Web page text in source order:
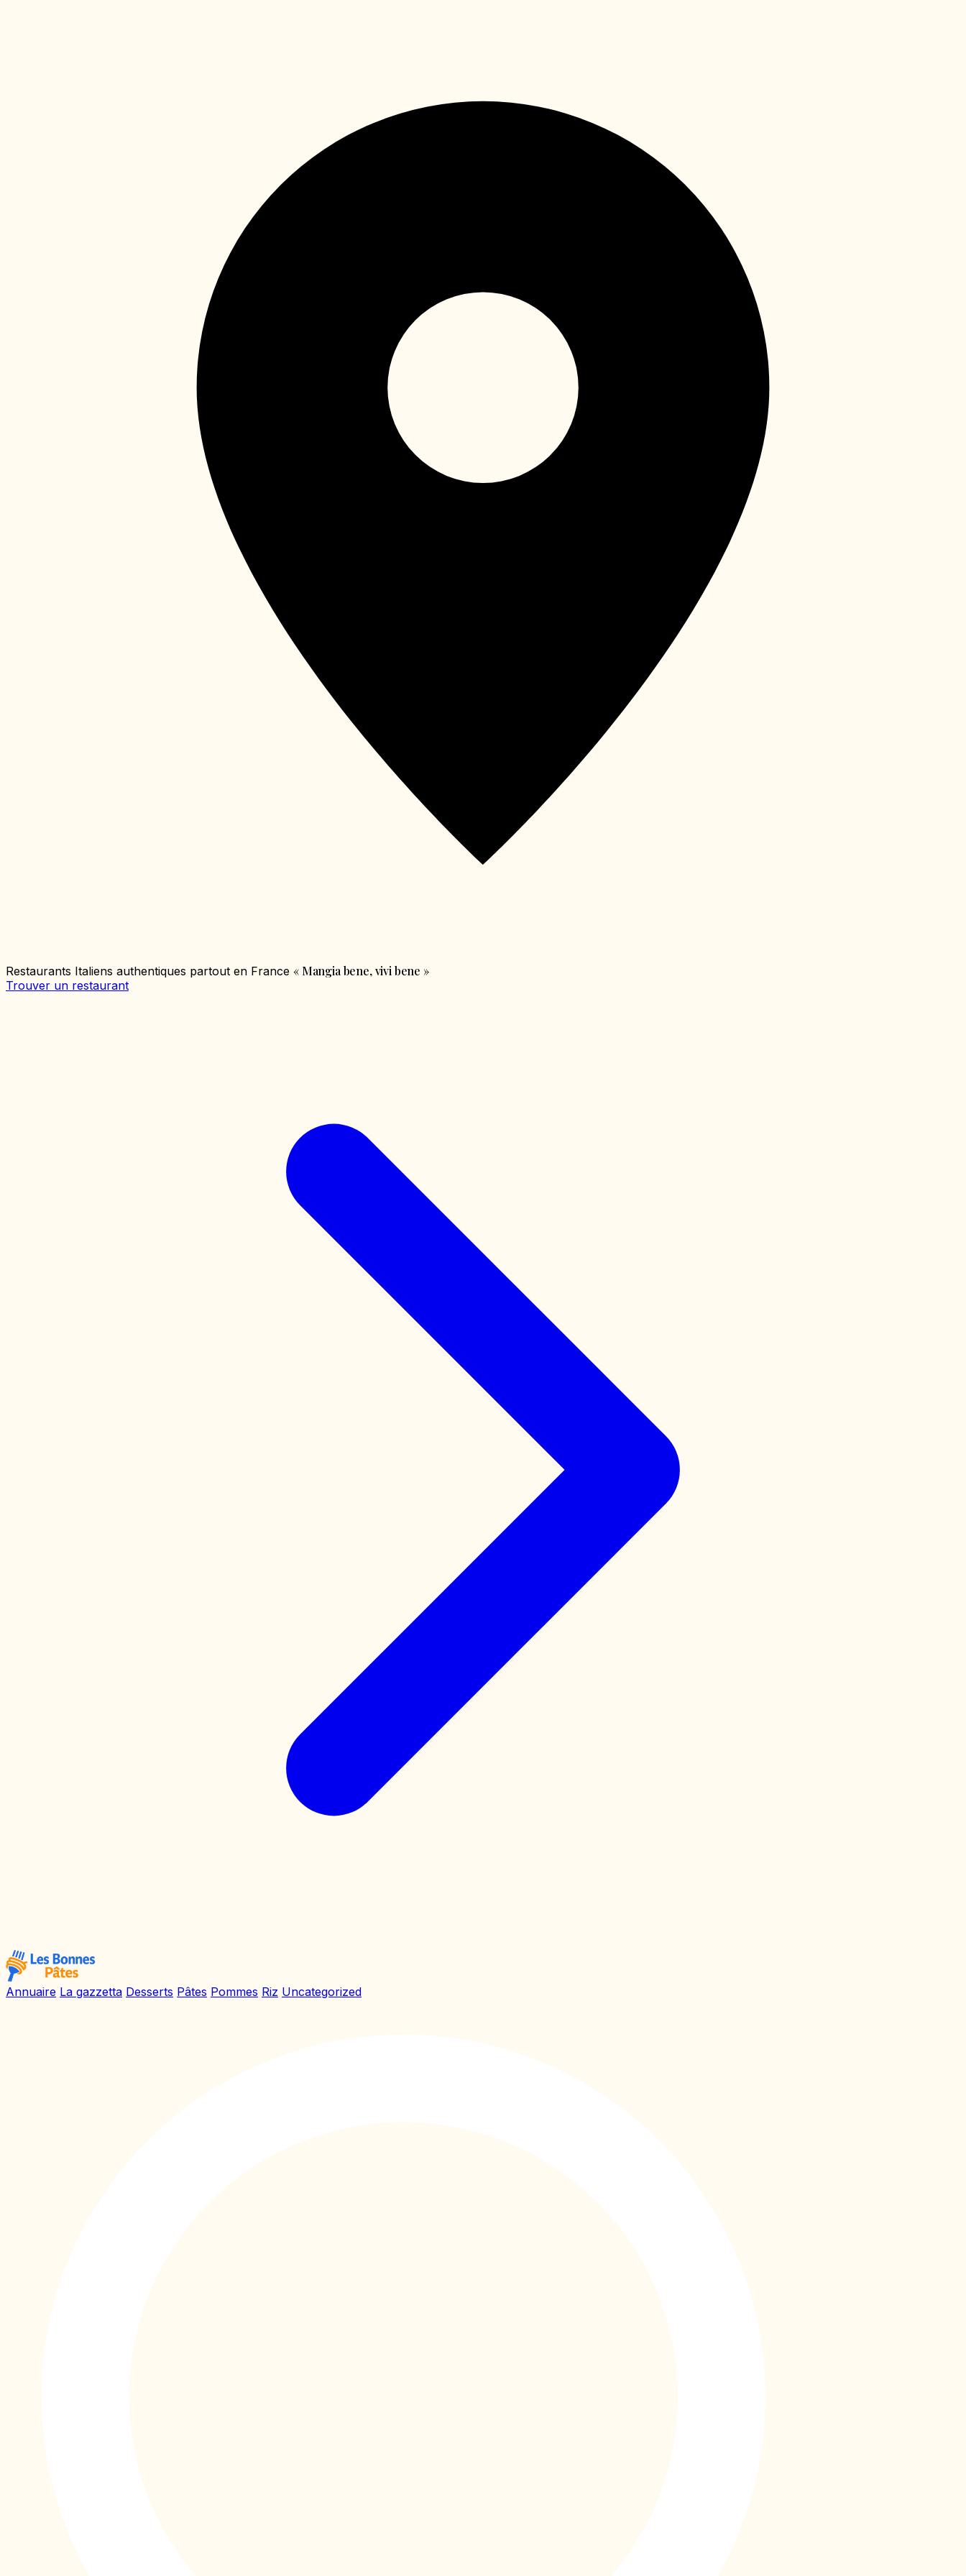
Restaurants Italiens authentiques partout en France «Mangia bene, vivi bene »
Trouver un restaurant
Annuaire La gazzetta Desserts Pâtes Pommes Riz Uncategorized